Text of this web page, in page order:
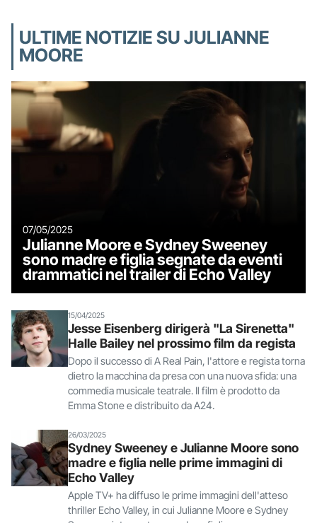
ULTIME NOTIZIE SU JULIANNE
MOORE
07/05/2025
Julianne Moore e Sydney Sweeney
sono madre e figlia segnate da eventi
drammatici nel trailer di Echo Valley
15/04/2025
Jesse Eisenberg dirigerà "La Sirenetta"
Halle Bailey nel prossimo film da regista
Dopo il successo di A Real Pain, l'attore e regista torna
dietro la macchina da presa con una nuova sfida: una
commedia musicale teatrale. Il film è prodotto da
Emma Stone e distribuito da A24.
26/03/2025
Sydney Sweeney e Julianne Moore sono
madre e figlia nelle prime immagini di
Echo Valley
Apple TV+ ha diffuso le prime immagini dell'atteso
thriller Echo Valley, in cui Julianne Moore e Sydney